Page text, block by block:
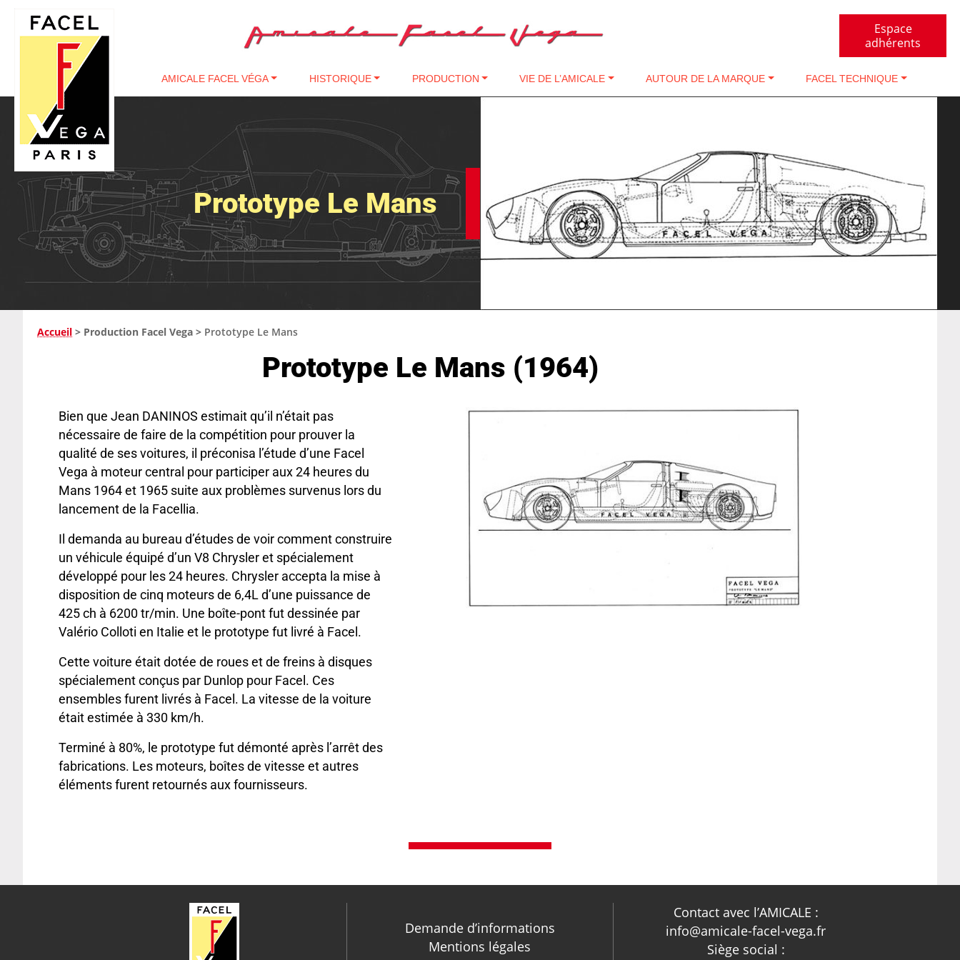
Espace
adhérents
Passer au contenu
AMICALE FACEL VÉGA HISTORIQUE PRODUCTION VIE DE L’AMICALE AUTOUR DE LA MARQUE FACEL TECHNIQUE
Prototype Le Mans
Accueil > Production Facel Vega > Prototype Le Mans
Prototype Le Mans (1964)
Bien que Jean DANINOS estimait qu’il n’était pas
nécessaire de faire de la compétition pour prouver la
qualité de ses voitures, il préconisa l’étude d’une Facel
Vega à moteur central pour participer aux 24 heures du
Mans 1964 et 1965 suite aux problèmes survenus lors du
lancement de la Facellia.
Il demanda au bureau d’études de voir comment construire
un véhicule équipé d’un V8 Chrysler et spécialement
développé pour les 24 heures. Chrysler accepta la mise à
disposition de cinq moteurs de 6,4L d’une puissance de
425 ch à 6200 tr/min. Une boîte-pont fut dessinée par
Valério Colloti en Italie et le prototype fut livré à Facel.
Cette voiture était dotée de roues et de freins à disques
spécialement conçus par Dunlop pour Facel. Ces
ensembles furent livrés à Facel. La vitesse de la voiture
était estimée à 330 km/h.
Terminé à 80%, le prototype fut démonté après l’arrêt des
fabrications. Les moteurs, boîtes de vitesse et autres
éléments furent retournés aux fournisseurs.
Demande d’informations
Mentions légales
Contact avec l’AMICALE :
info@amicale-facel-vega.fr
Siège social :